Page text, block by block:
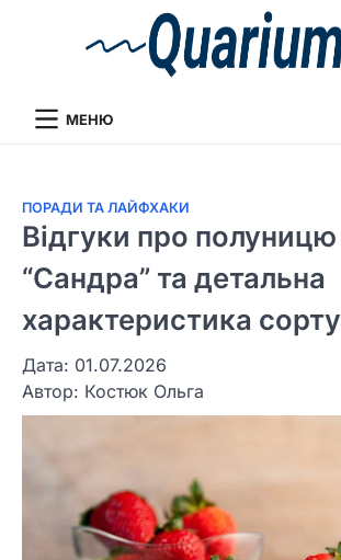
МЕНЮ
ПОРАДИ ТА ЛАЙФХАКИ
Відгуки про полуницю
“Сандра” та детальна
характеристика сорту
Дата: 01.07.2026
Автор: Костюк Ольга